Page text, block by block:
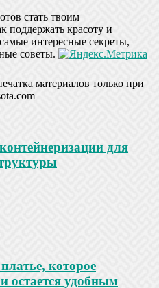
стать твоим
поддержать красоту и
интересные секреты,
советы.
материалов только при
для
которое
остается удобным